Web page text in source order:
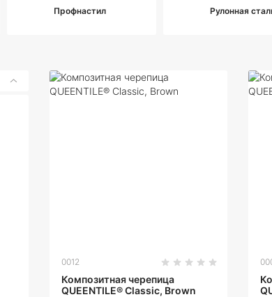
Профнастил Рулонная
0012
Композитная черепица
QUEENTILE® Classic, Brown